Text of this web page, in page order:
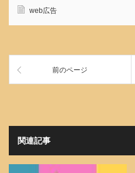
web広告
前のページ
関連記事